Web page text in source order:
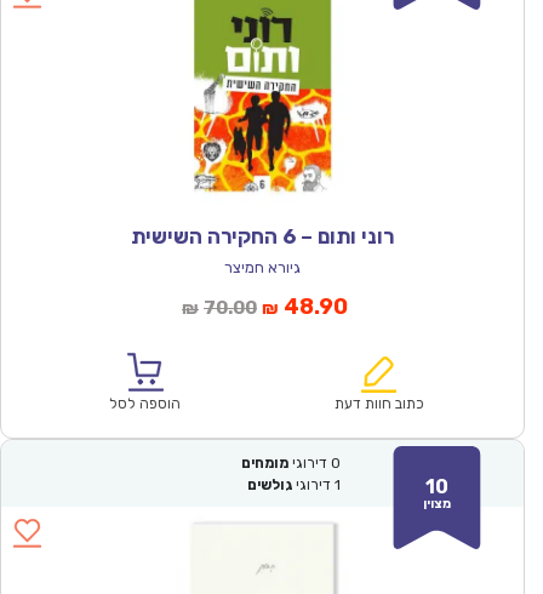
רוני ותום – 6 החקירה השישית
גיורא חמיצר
₪ 70.00המחיר
₪70.00.
₪ 48.90המחיר
הוא:
כתוב חוות דעת הוספה לסל
10
מצוין
0 דירוגי מומחים
1 דירוגי גולשים